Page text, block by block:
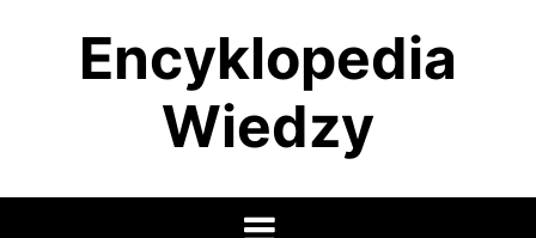
Encyklopedia
Wiedzy